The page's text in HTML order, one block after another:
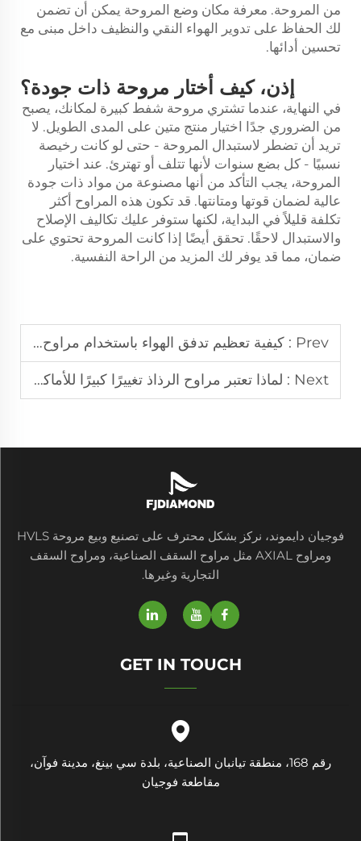
من المروحة. معرفة مكان وضع المروحة يمكن أن تضمن
لك الحفاظ على تدوير الهواء النقي والنظيف داخل مبنى مع
تحسين أدائها.
إذن، كيف أختار مروحة ذات جودة؟
في النهاية، عندما تشتري مروحة شفط كبيرة لمكانك، يصبح
من الضروري جدًا اختيار منتج متين على المدى الطويل. لا
تريد أن تضطر لاستبدال المروحة - حتى لو كانت رخيصة
نسبيًا - كل بضع سنوات لأنها تتلف أو تهترئ. عند اختيار
المروحة، يجب التأكد من أنها مصنوعة من مواد ذات جودة
عالية لضمان قوتها ومتانتها. قد تكون هذه المراوح أكثر
تكلفة قليلاً في البداية، لكنها ستوفر عليك تكاليف الإصلاح
والاستبدال لاحقًا. تحقق أيضًا إذا كانت المروحة تحتوي على
ضمان، مما قد يوفر لك المزيد من الراحة النفسية.
Prev : كيفية تعظيم تدفق الهواء باستخدام مراوح صناعية الحجم
Next : لماذا تعتبر مراوح الرذاذ تغييرًا كبيرًا للأماكن الخارجية
فوجيان دايموند، نركز بشكل محترف على تصنيع وبيع مروحة HVLS
ومراوح AXIAL مثل مراوح السقف الصناعية، ومراوح السقف
التجارية وغيرها.
GET IN TOUCH
رقم 168، منطقة تيانبان الصناعية، بلدة سي بينغ، مدينة فوآن،
مقاطعة فوجيان